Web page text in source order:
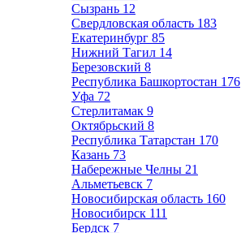
Сызрань 12
Свердловская область 183
Екатеринбург 85
Нижний Тагил 14
Березовский 8
Республика Башкортостан 176
Уфа 72
Стерлитамак 9
Октябрьский 8
Республика Татарстан 170
Казань 73
Набережные Челны 21
Альметьевск 7
Новосибирская область 160
Новосибирск 111
Бердск 7